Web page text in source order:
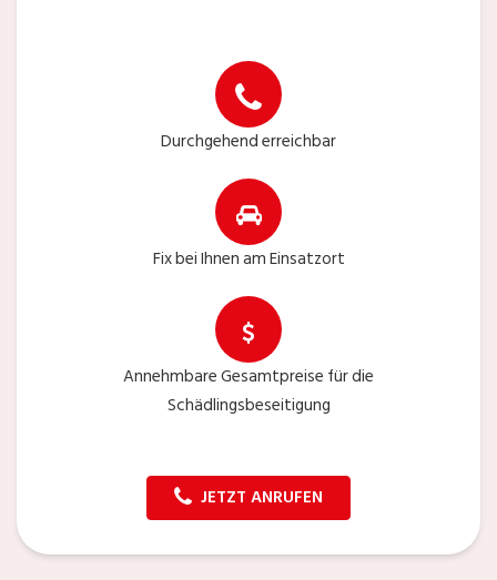
Durchgehend erreichbar
Fix bei Ihnen am Einsatzort
Annehmbare Gesamtpreise für die
Schädlingsbeseitigung
JETZT ANRUFEN